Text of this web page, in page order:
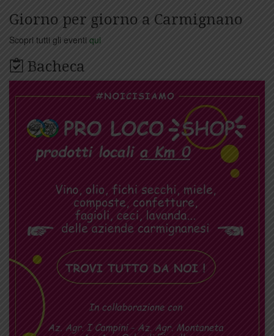
Giorno per giorno a Carmignano
Scopri tutti gli eventi qui
Bacheca